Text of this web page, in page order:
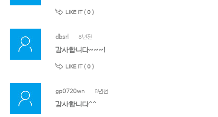
LIKE IT ( 0 )
dbsrl 8년전
감사합니다~~~!
LIKE IT ( 0 )
gp0720wn 8년전
감사합니다^^